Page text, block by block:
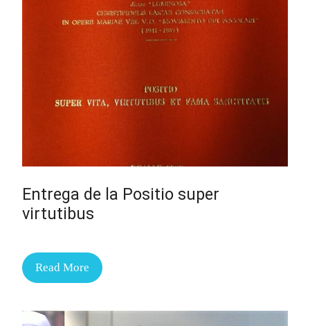
Entrega de la Positio super
virtutibus
Read More